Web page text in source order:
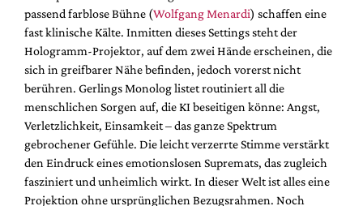
passend farblose Bühne (Wolfgang Menardi) schaffen eine
fast klinische Kälte. Inmitten dieses Settings steht der
Hologramm-Projektor, auf dem zwei Hände erscheinen, die
sich in greifbarer Nähe befinden, jedoch vorerst nicht
berühren. Gerlings Monolog listet routiniert all die
menschlichen Sorgen auf, die KI beseitigen könne: Angst,
Verletzlichkeit, Einsamkeit – das ganze Spektrum
gebrochener Gefühle. Die leicht verzerrte Stimme verstärkt
den Eindruck eines emotionslosen Supremats, das zugleich
fasziniert und unheimlich wirkt. In dieser Welt ist alles eine
Projektion ohne ursprünglichen Bezugsrahmen. Noch